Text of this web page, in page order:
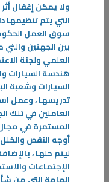
د. الشمري: الاستثمار في
في ظل التحولات المتسارعة
الكوادر الوطنية حجر
ولا يمكن إغفال
التي يتم
سوق العمل
بين الجهتين
العلمي ولجنة
هندسة السيارات
السيارات وشعبة
تدريسها ، وعمل
العاملين في تلك
المستمرة في
أوجه النقص
ليتم حلها ،
الإجتماعات